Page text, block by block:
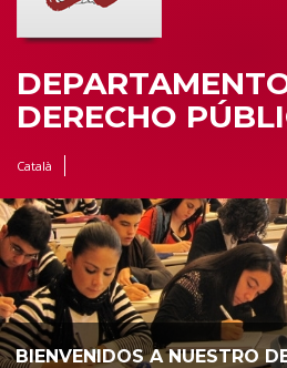
CEDAT
DERECHO
Català
BIENVENIDOS A NUESTRO